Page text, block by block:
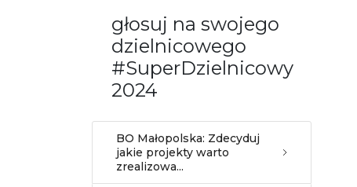
głosuj na swojego
dzielnicowego
#SuperDzielnicowy
2024
BO Małopolska: Zdecyduj
jakie projekty warto
zrealizowa...